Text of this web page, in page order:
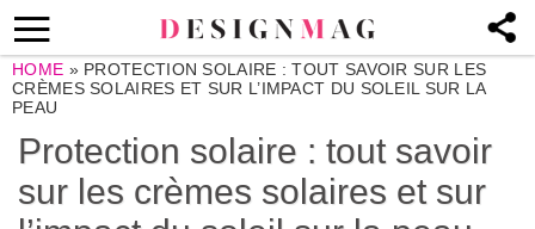
HOME » PROTECTION SOLAIRE : TOUT SAVOIR SUR LES
CRÈMES SOLAIRES ET SUR L’IMPACT DU SOLEIL SUR LA
PEAU
Protection solaire : tout savoir
sur les crèmes solaires et sur